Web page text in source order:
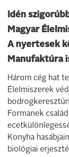
Idén
Magyar
A nyertesek
Manufaktúra
Három cég hat
Élelmiszerek
Formanek
Konyha
biológiai